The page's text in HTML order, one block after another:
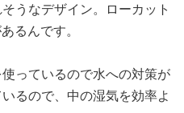
うなデザイン。ローカット
るんです。
っているので水への対策が
るので、中の湿気を効率よ